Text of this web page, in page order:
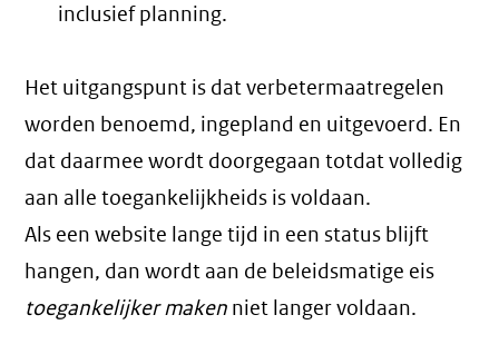
inclusief planning.
Het uitgangspunt is dat verbetermaatregelen
worden benoemd, ingepland en uitgevoerd. En
dat daarmee wordt doorgegaan totdat volledig
aan alle toegankelijkheids is voldaan.
Als een website lange tijd in een status blijft
hangen, dan wordt aan de beleidsmatige eis
toegankelijker maken niet langer voldaan.